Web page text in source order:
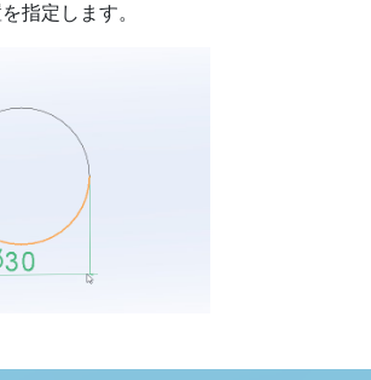
指定します。